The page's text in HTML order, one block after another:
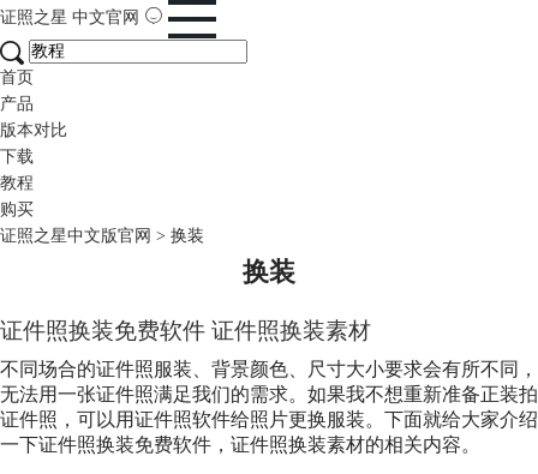
证照之星 中文官网
首页
产品
版本对比
下载
教程
购买
证照之星中文版官网 > 换装
换装
证件照换装免费软件 证件照换装素材
不同场合的证件照服装、背景颜色、尺寸大小要求会有所不同，
无法用一张证件照满足我们的需求。如果我不想重新准备正装拍
证件照，可以用证件照软件给照片更换服装。下面就给大家介绍
一下证件照换装免费软件，证件照换装素材的相关内容。